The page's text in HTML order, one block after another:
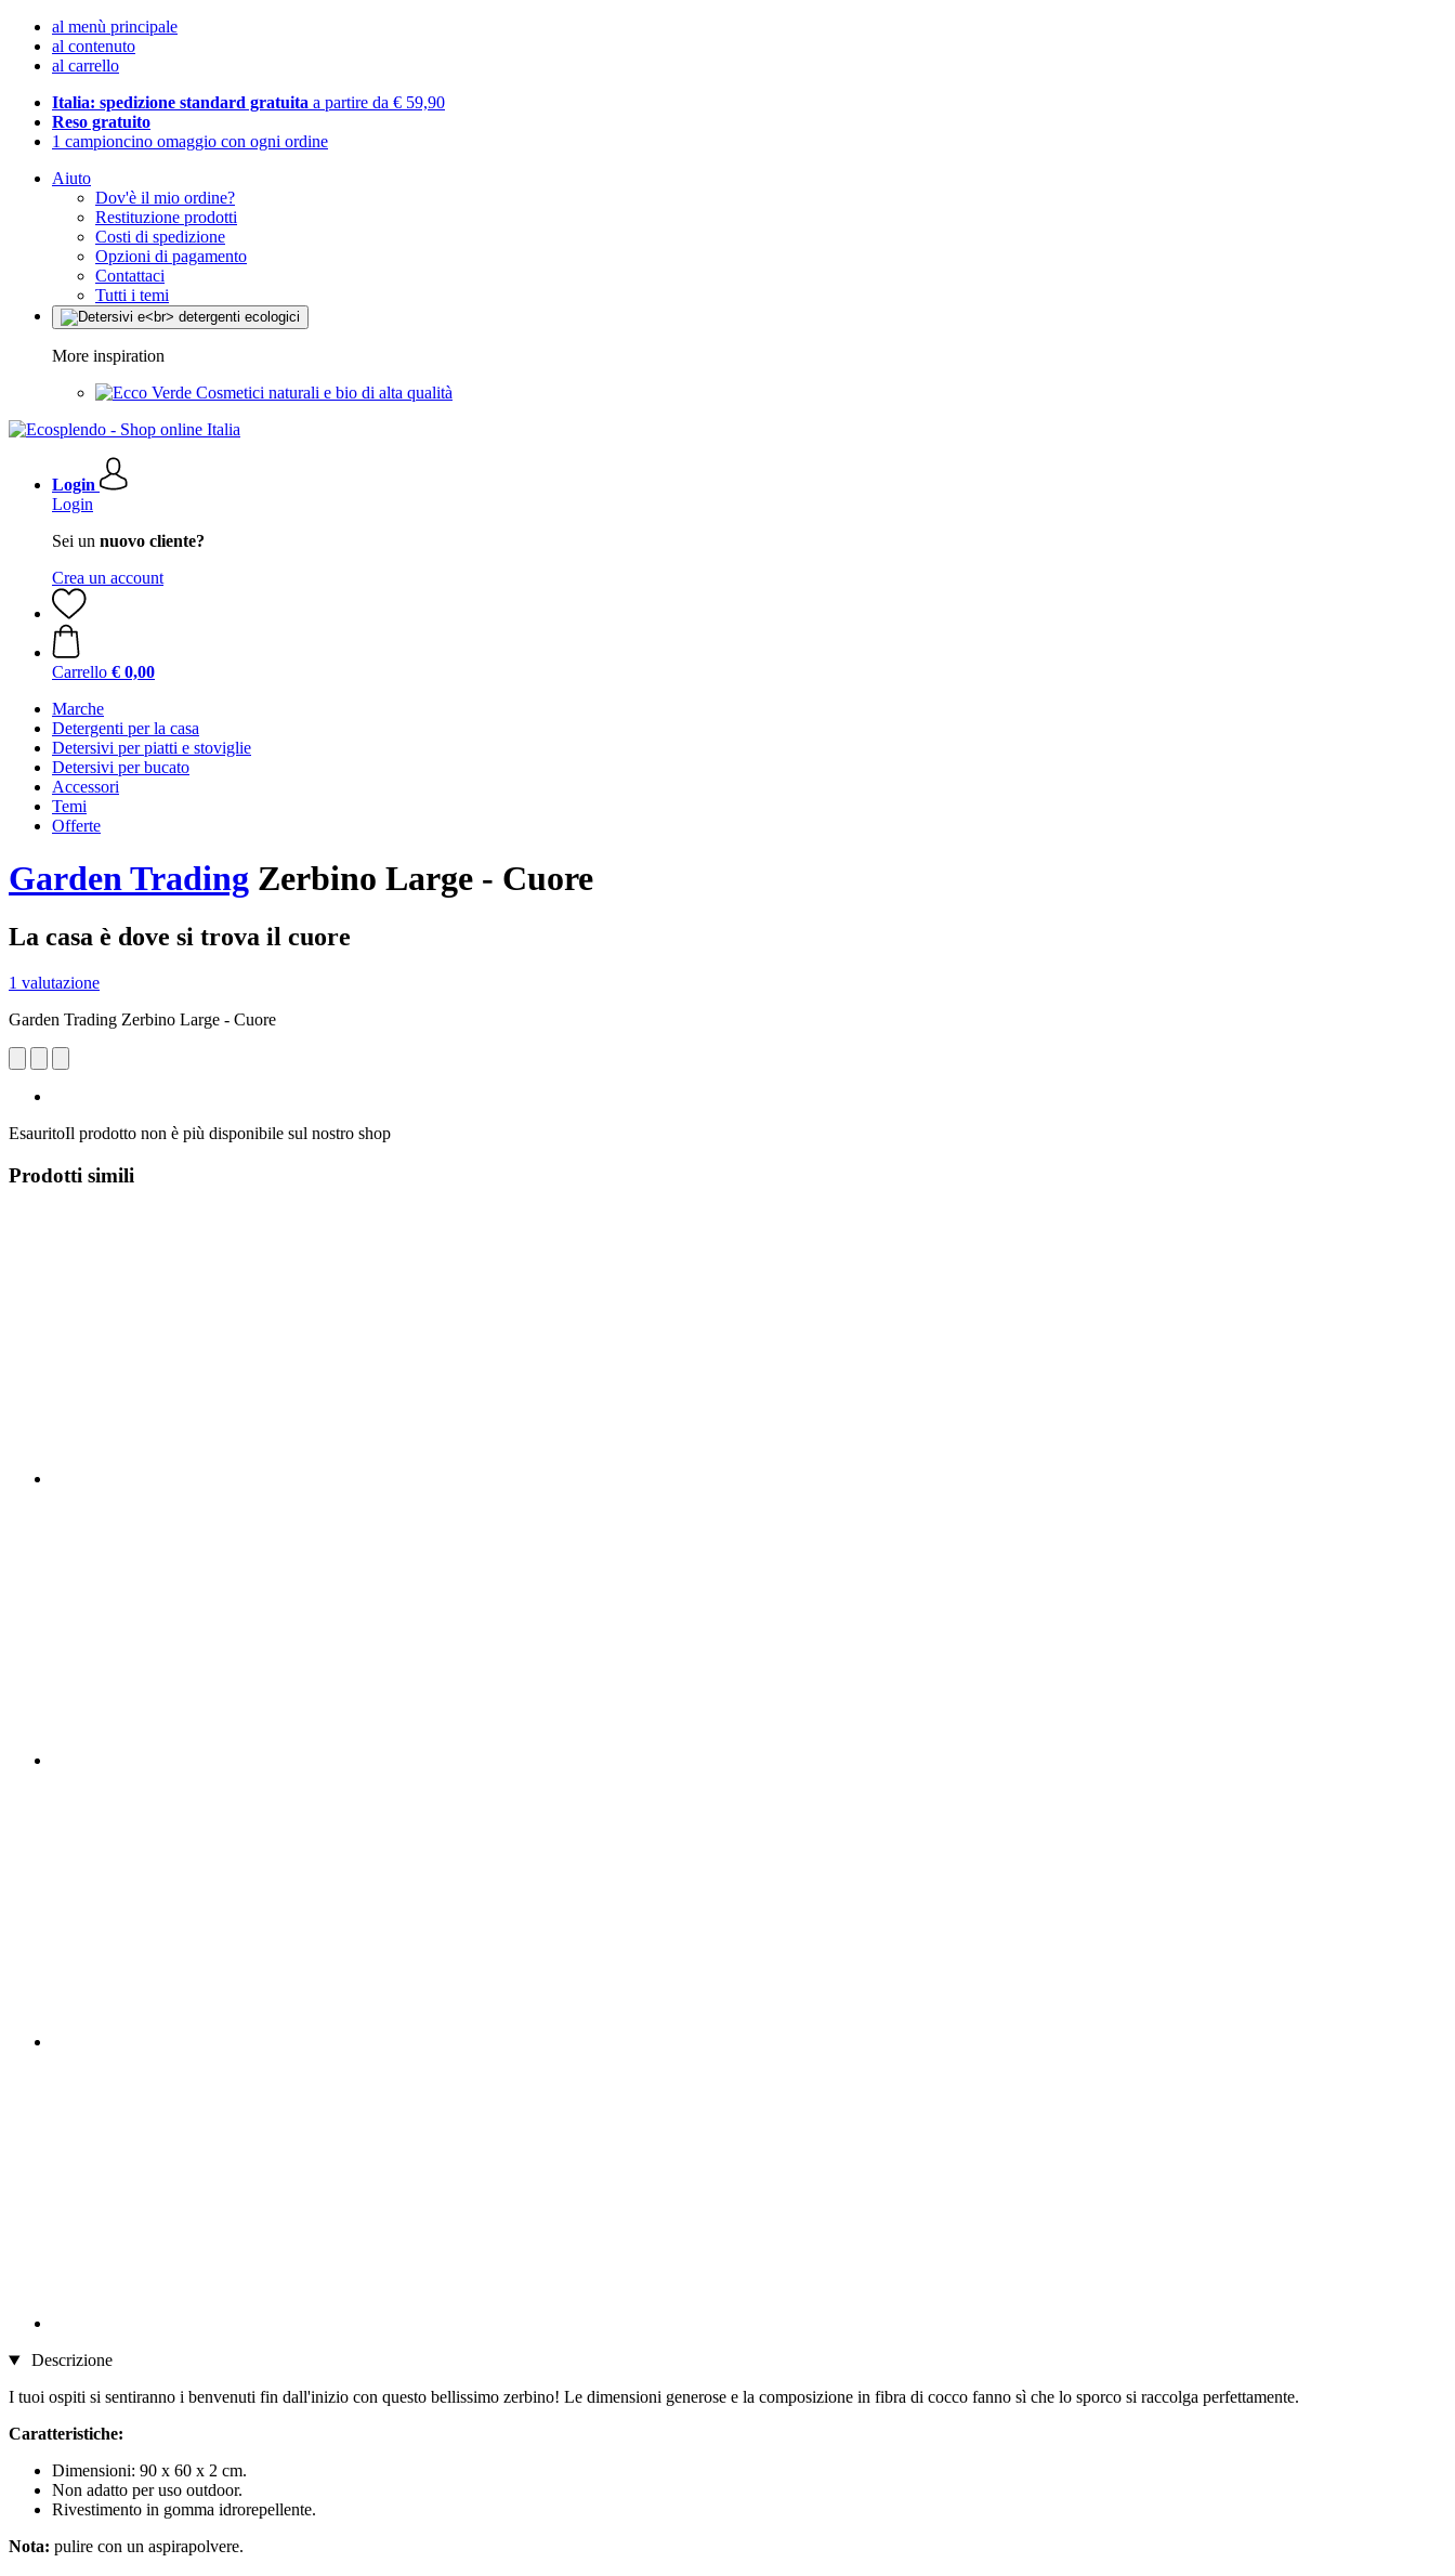
al menù principale
al contenuto
al carrello
Italia: spedizione standard gratuita a partire da € 59,90
Reso gratuito
1 campioncino omaggio con ogni ordine
Aiuto
Dov'è il mio ordine?
Restituzione prodotti
Costi di spedizione
Opzioni di pagamento
Contattaci
Tutti i temi
More inspiration
Cosmetici naturali e bio di alta qualità
Login
Login
Sei un nuovo cliente?
Crea un account
Carrello € 0,00
Marche
Detergenti per la casa
Detersivi per piatti e stoviglie
Detersivi per bucato
Accessori
Temi
Offerte
Garden Trading Zerbino Large - Cuore
La casa è dove si trova il cuore
1 valutazione
Garden Trading Zerbino Large - Cuore
EsauritoIl prodotto non è più disponibile sul nostro shop
Prodotti simili
Descrizione
I tuoi ospiti si sentiranno i benvenuti fin dall'inizio con questo bellissimo zerbino! Le dimensioni generose e la composizione in fibra di cocco fanno sì che lo sporco si raccolga perfettamente.
Caratteristiche:
Dimensioni: 90 x 60 x 2 cm.
Non adatto per uso outdoor.
Rivestimento in gomma idrorepellente.
Nota: pulire con un aspirapolvere.